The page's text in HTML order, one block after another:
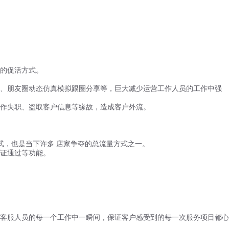
促活方式。
朋友圈动态仿真模拟跟圈分享等，巨大减少运营工作人员的工作中强
职、盗取客户信息等缘故，造成客户外流。
也是当下许多 店家争夺的总流量方式之一。
过等功能。
人员的每一个工作中一瞬间，保证客户感受到的每一次服务项目都心